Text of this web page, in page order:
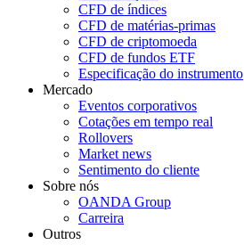
CFD de índices
CFD de matérias-primas
CFD de criptomoeda
CFD de fundos ETF
Especificação do instrumento
Mercado
Eventos corporativos
Cotações em tempo real
Rollovers
Market news
Sentimento do cliente
Sobre nós
OANDA Group
Carreira
Outros